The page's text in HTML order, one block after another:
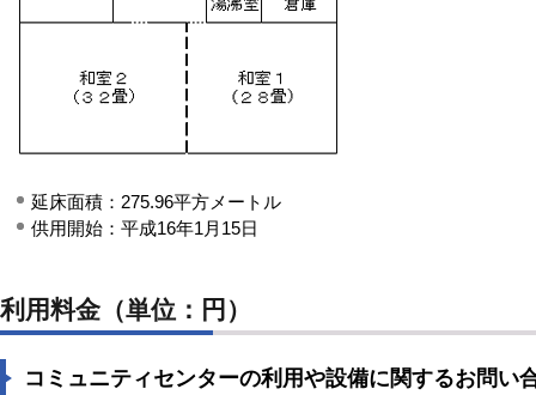
延床面積：275.96平方メートル
供用開始：平成16年1月15日
利用料金（単位：円）
コミュニティセンターの利用や設備に関するお問い